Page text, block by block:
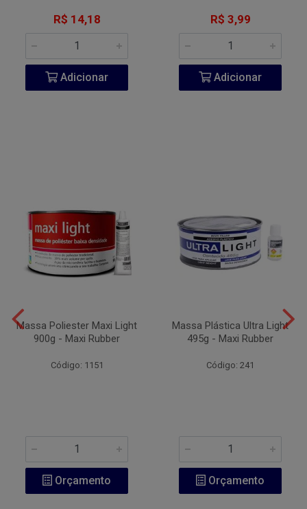
R$ 14,18
Adicionar
R$ 3,99
Adicionar
Massa Poliester Maxi Light
900g - Maxi Rubber
Código: 1151
Orçamento
Massa Plástica Ultra Light
495g - Maxi Rubber
Código: 241
Orçamento